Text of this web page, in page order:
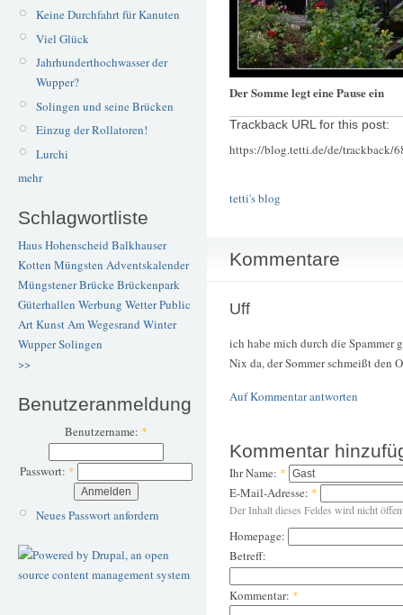
Keine Durchfahrt für Kanuten
Viel Glück
Jahrhunderthochwasser der
Wupper?
Solingen und seine Brücken
Einzug der Rollatoren!
Lurchi
mehr
Schlagwortliste
Haus Hohenscheid Balkhauser
Kotten Müngsten Adventskalender
Müngstener BrückeBrückenpark
Güterhallen Werbung WetterPublic
ArtKunstAm Wegesrand Winter
WupperSolingen
>>
Benutzeranmeldung
Benutzername: *
Passwort: *
Neues Passwort anfordern
Der Somme legt eine Pause ein
Trackback URL for this post:
https://blog.tetti.de/de/trackback/
tetti's blog
Kommentare
Uff
ich habe mich durch die Spammer
Nix da, der Sommer schmeißt den
Auf Kommentar antworten
Kommentar
Ihr Name: *
E-Mail-Adresse: *
Der Inhalt dieses Feldes wird nicht
Homepage:
Betreff:
Kommentar: *